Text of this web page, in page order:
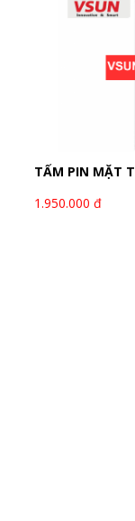
TẤM PIN MẶT
1.950.000 đ